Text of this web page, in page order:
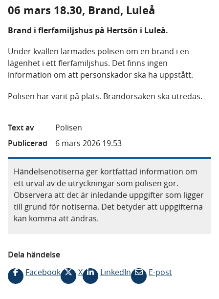
06 mars 18.30, Brand, Luleå
Brand i flerfamiljshus på Hertsön i Luleå.
Under kvällen larmades polisen om en brand i en
lägenhet i ett flerfamiljshus. Det finns ingen
information om att personskador ska ha uppstått.
Polisen har varit på plats. Brandorsaken ska utredas.
Text av
Polisen
Publicerad
6 mars 2026 19.53
Händelsenotiserna ger kortfattad information om
ett urval av de utryckningar som polisen gör.
Observera att det är inledande uppgifter som ligger
till grund för notiserna. Det betyder att uppgifterna
kan komma att ändras.
Dela händelse
Facebook
X LinkedIn E-post